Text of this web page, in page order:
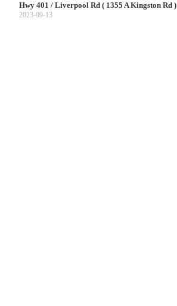
Hwy 401 / Liverpool Rd ( 1355 A Kingston Rd )
2023-09-13